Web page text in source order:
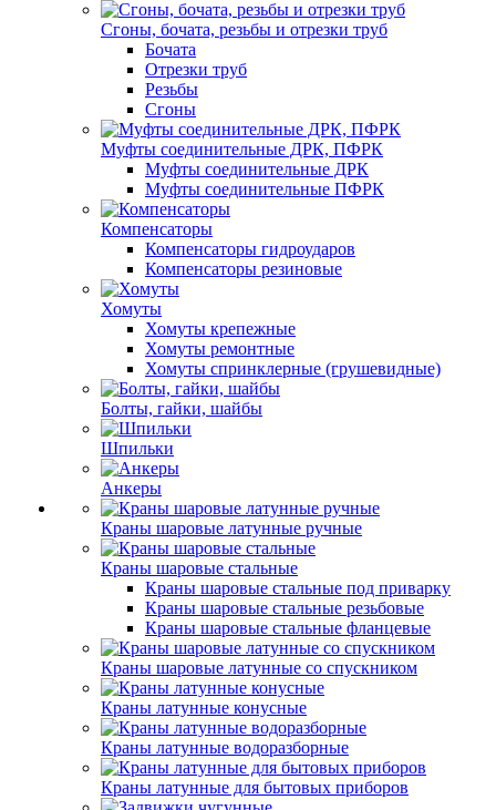
Сгоны, бочата, резьбы и отрезки труб
Бочата
Отрезки труб
Резьбы
Сгоны
Муфты соединительные ДРК, ПФРК
Муфты соединительные ДРК
Муфты соединительные ПФРК
Компенсаторы
Компенсаторы гидроударов
Компенсаторы резиновые
Хомуты
Хомуты крепежные
Хомуты ремонтные
Хомуты спринклерные (грушевидные)
Болты, гайки, шайбы
Шпильки
Анкеры
Краны шаровые латунные ручные
Краны шаровые стальные
Краны шаровые стальные под приварку
Краны шаровые стальные резьбовые
Краны шаровые стальные фланцевые
Краны шаровые латунные со спускником
Краны латунные конусные
Краны латунные водоразборные
Краны латунные для бытовых приборов